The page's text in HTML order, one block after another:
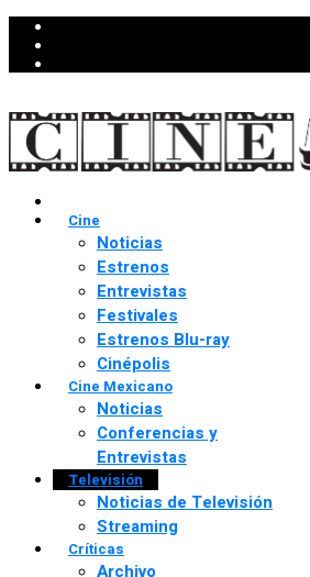
Cine
Noticias
Estrenos
Entrevistas
Festivales
Estrenos Blu-ray
Cinépolis
Cine Mexicano
Noticias
Conferencias y
Entrevistas
Televisión
Noticias de Televisión
Streaming
Críticas
Archivo